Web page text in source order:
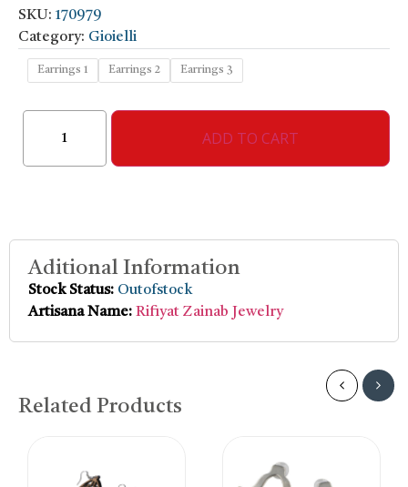
SKU: 170979
Category: Gioielli
Earrings 1 Earrings 2 Earrings 3
ADD TO CART
Aditional Information
Stock Status: Outofstock
Artisana Name: Rifiyat Zainab Jewelry
Related Products